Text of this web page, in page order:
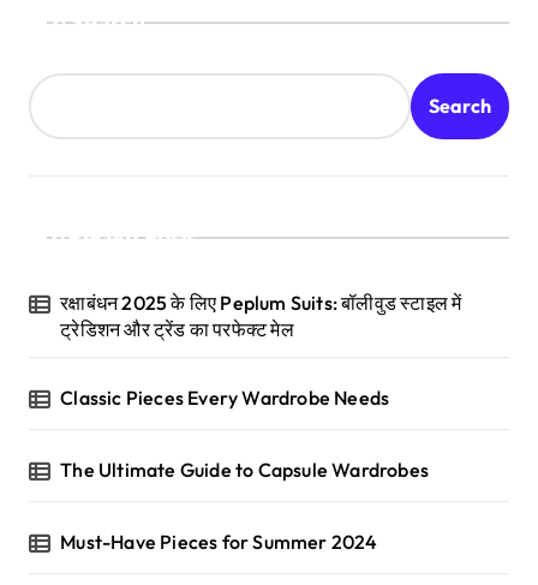
Search
Search
Recent Posts
रक्षाबंधन 2025 के लिए Peplum Suits: बॉलीवुड स्टाइल में
ट्रेडिशन और ट्रेंड का परफेक्ट मेल
Classic Pieces Every Wardrobe Needs
The Ultimate Guide to Capsule Wardrobes
Must-Have Pieces for Summer 2024